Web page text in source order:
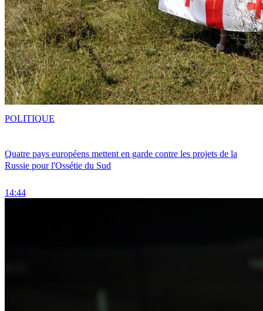
Quatre pays européens mettent en garde contre les projets de la
Russie pour l'Ossétie du Sud
14:44
POLITIQUE